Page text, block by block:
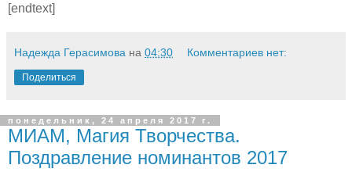
[endtext]
Надежда Герасимова на 04:30 Комментариев нет:
Поделиться
понедельник, 24 апреля 2017 г.
МИАМ, Магия Творчества.
Поздравление номинантов 2017